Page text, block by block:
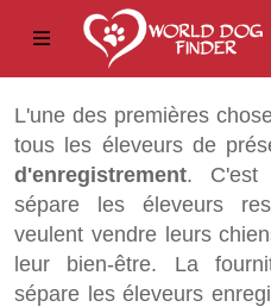
L'une des premières
tous les éleveurs de
d'enregistrement. C'est
sépare les éleveurs
veulent vendre leurs
leur bien-être. La
sépare les éleveurs